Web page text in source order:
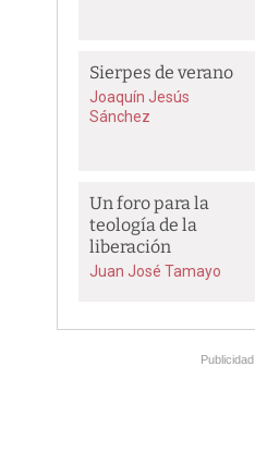
Sierpes de verano
Joaquín Jesús
Sánchez
Un foro para la
teología de la
liberación
Juan José Tamayo
Publicidad